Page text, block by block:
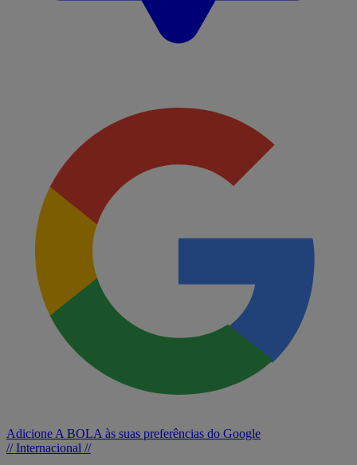
Adicione A BOLA às suas preferências do Google
// Internacional //